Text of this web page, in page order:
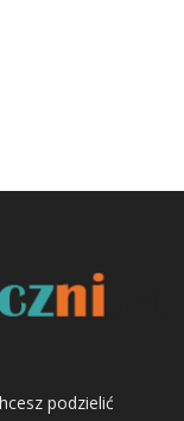
podzielić